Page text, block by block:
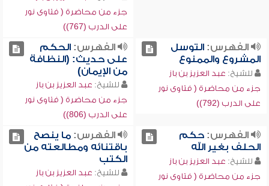
جزء من محاضرة ( فتاوى نور
على الدرب (767))
الفهرس:التوسل
المشروع والممنوع
للشيخ: عبد العزيز بن باز
جزء من محاضرة ( فتاوى نور
على الدرب (792))
الفهرس:الحكم
على حديث: (النظافة
من الإيمان)
للشيخ: عبد العزيز بن باز
جزء من محاضرة ( فتاوى نور
على الدرب (806))
الفهرس:حكم
الحلف بغير الله
للشيخ: عبد العزيز بن باز
جزء من محاضرة ( فتاوى نور
الفهرس:ما ينصح
باقتنائه ومطالعته من
الكتب
للشيخ: عبد العزيز بن باز